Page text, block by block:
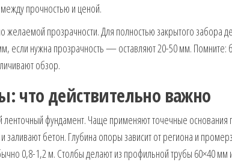
прочностью и ценой.
желаемой прозрачности. Для полностью закрытого забора
если нужна прозрачность — оставляют 20-50 мм. Помните:
обзор.
что действительно важно
ленточный фундамент. Чаще применяют точечные основания
заливают бетон. Глубина опоры зависит от региона и
0,8-1,2 м. Столбы делают из профильной трубы 60×40 мм